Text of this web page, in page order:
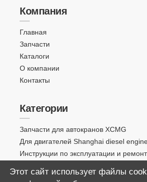
Компания
Главная
Запчасти
Каталоги
О компании
Контакты
Категории
Запчасти для автокранов XCMG
Для двигателей Shanghai diesel
Инструкции по эксплуатации и
Этот сайт использует файлы